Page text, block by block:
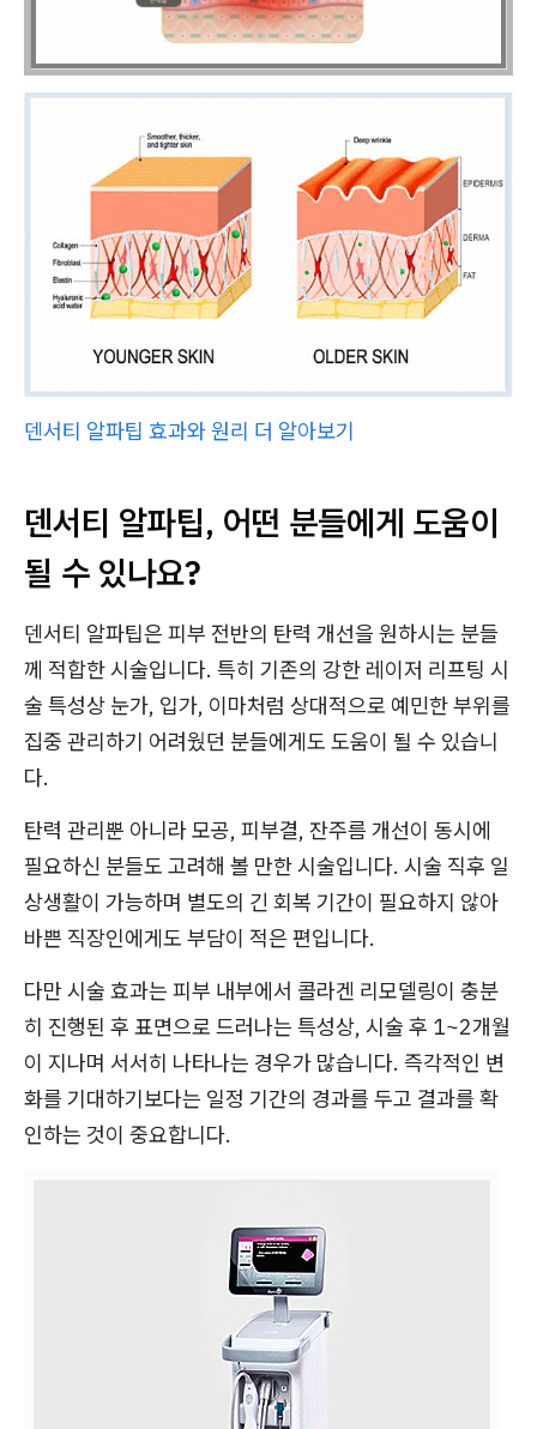
덴서티 알파팁 효과와 원리 더 알아보기
덴서티 알파팁, 어떤 분들에게 도움이
될 수 있나요?
덴서티 알파팁은 피부 전반의 탄력 개선을 원하시는 분들
께 적합한 시술입니다. 특히 기존의 강한 레이저 리프팅 시
술 특성상 눈가, 입가, 이마처럼 상대적으로 예민한 부위를
집중 관리하기 어려웠던 분들에게도 도움이 될 수 있습니
다.
탄력 관리뿐 아니라 모공, 피부결, 잔주름 개선이 동시에
필요하신 분들도 고려해 볼 만한 시술입니다. 시술 직후 일
상생활이 가능하며 별도의 긴 회복 기간이 필요하지 않아
바쁜 직장인에게도 부담이 적은 편입니다.
다만 시술 효과는 피부 내부에서 콜라겐 리모델링이 충분
히 진행된 후 표면으로 드러나는 특성상, 시술 후 1~2개월
이 지나며 서서히 나타나는 경우가 많습니다. 즉각적인 변
화를 기대하기보다는 일정 기간의 경과를 두고 결과를 확
인하는 것이 중요합니다.